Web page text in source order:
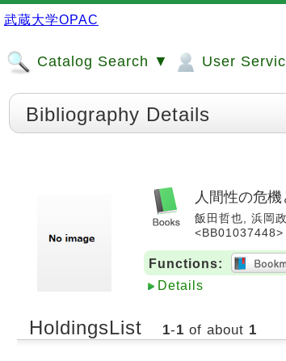
武蔵大学OPAC
Catalog Search ▼ User
Bibliography Details
人間性の危
飯田哲也, 浜岡
<BB01037448>
Functions:
Details
HoldingsList 1-1 of about 1